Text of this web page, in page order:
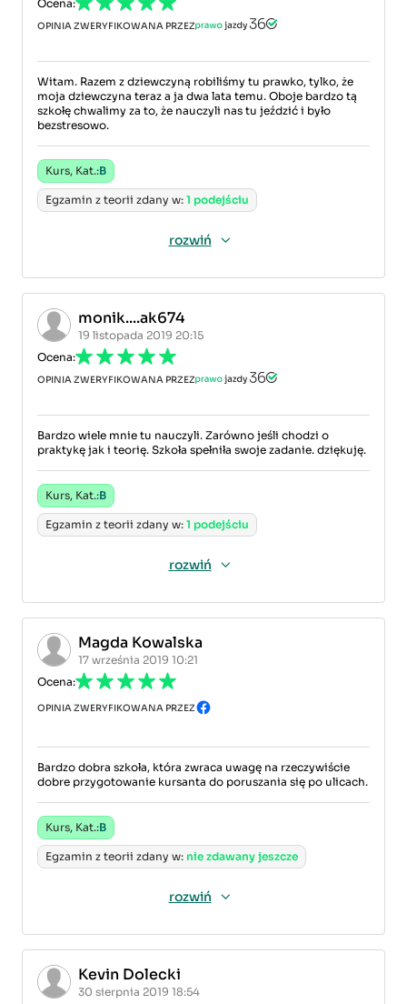
Ocena:
OPINIA ZWERYFIKOWANA PRZEZ
Witam. Razem z dziewczyną robiliśmy tu prawko, tylko, że
moja dziewczyna teraz a ja dwa lata temu. Oboje bardzo tą
szkołę chwalimy za to, że nauczyli nas tu jeździć i było
bezstresowo.
Kurs, Kat.:B
Egzamin z teorii zdany w: 1 podejściu
rozwiń
monik....ak674
19 listopada 2019 20:15
Ocena:
OPINIA ZWERYFIKOWANA PRZEZ
Bardzo wiele mnie tu nauczyli. Zarówno jeśli chodzi o
praktykę jak i teorię. Szkoła spełniła swoje zadanie. dziękuję.
Kurs, Kat.:B
Egzamin z teorii zdany w: 1 podejściu
rozwiń
Magda Kowalska
17 września 2019 10:21
Ocena:
OPINIA ZWERYFIKOWANA PRZEZ
Bardzo dobra szkoła, która zwraca uwagę na rzeczywiście
dobre przygotowanie kursanta do poruszania się po ulicach.
Kurs, Kat.:B
Egzamin z teorii zdany w: nie zdawany jeszcze
rozwiń
Kevin Dolecki
30 sierpnia 2019 18:54